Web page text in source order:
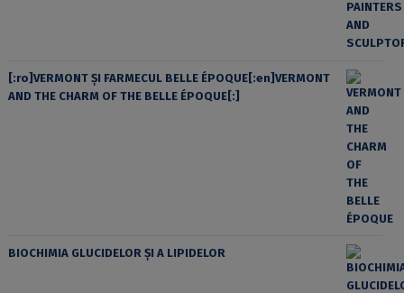
[:ro]VERMONT ȘI FARMECUL BELLE ÉPOQUE[:en]VERMONT
AND THE CHARM OF THE BELLE ÉPOQUE[:]
BIOCHIMIA GLUCIDELOR ȘI A LIPIDELOR